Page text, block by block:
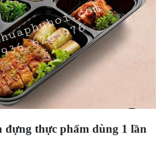
đựng thực phẩm dùng 1 lần